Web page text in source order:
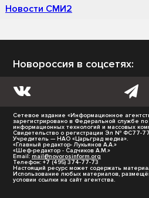
Новости СМИ2
Новороссия в соцсетях:
Сетевое издание «Информационное
зарегистрировано в Федеральной службе
информационных технологий и массовых
Свидетельство о регистрации Эл № ФС77-
Учредитель — НАО «Царьград медиа».
«Главный редактор- Лукьянов А.А.»
«Шеф-редактор - Садчиков А.М.»
Email: mail@novorosinform.org
Телефон: +7 (495) 374-77-73
Настоящий ресурс может содержать
Использование любых материалов,
условии ссылки на сайт агентства.